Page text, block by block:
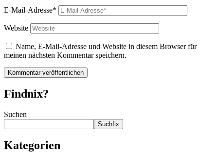
E-Mail-Adresse*
Website
Name, E-Mail-Adresse und Website in diesem Browser für
meinen nächsten Kommentar speichern.
Findnix?
Suchen
Suchfix
Kategorien